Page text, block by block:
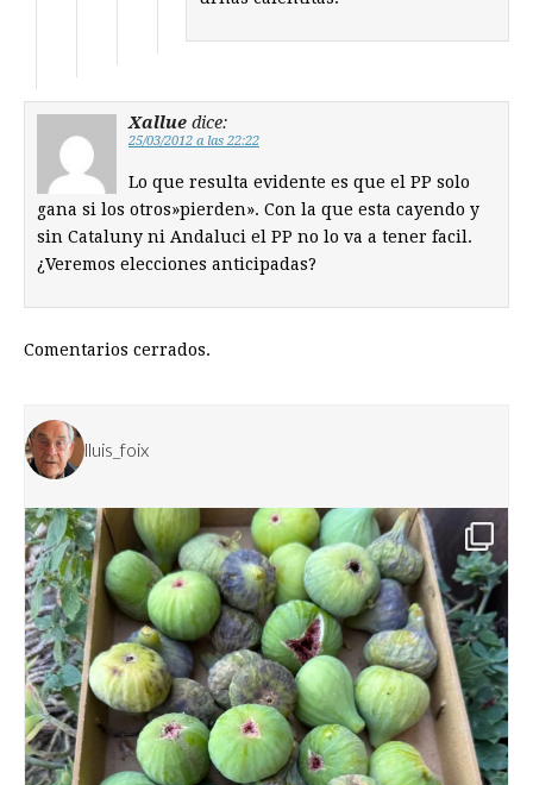
Xallue dice:
25/03/2012 a las 22:22
Lo que resulta evidente es que el PP solo
gana si los otros»pierden». Con la que esta cayendo y
sin Cataluny ni Andaluci el PP no lo va a tener facil.
¿Veremos elecciones anticipadas?
Comentarios cerrados.
lluis_foix